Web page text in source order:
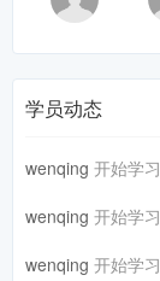
学员动态
wenqing 开始学习
wenqing 开始学习
wenqing 开始学习